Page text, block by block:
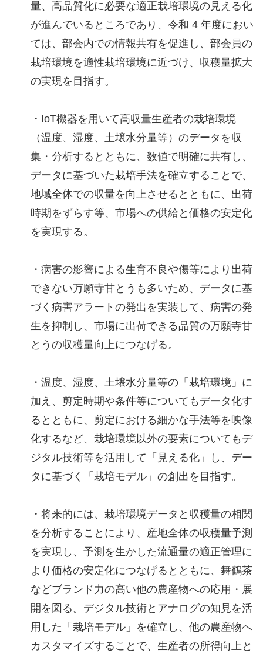
量、高品質化に必要な適正栽培環境の見える化
が進んでいるところであり、令和 4 年度におい
ては、部会内での情報共有を促進し、部会員の
栽培環境を適性栽培環境に近づけ、収穫量拡大
の実現を目指す。
・IoT機器を用いて高収量生産者の栽培環境
（温度、湿度、土壌水分量等）のデータを収
集・分析するとともに、数値で明確に共有し、
データに基づいた栽培手法を確立することで、
地域全体での収量を向上させるとともに、出荷
時期をずらす等、市場への供給と価格の安定化
を実現する。
・病害の影響による生育不良や傷等により出荷
できない万願寺甘とうも多いため、データに基
づく病害アラートの発出を実装して、病害の発
生を抑制し、市場に出荷できる品質の万願寺甘
とうの収穫量向上につなげる。
・温度、湿度、土壌水分量等の「栽培環境」に
加え、剪定時期や条件等についてもデータ化す
るとともに、剪定における細かな手法等を映像
化するなど、栽培環境以外の要素についてもデ
ジタル技術等を活用して「見える化」し、デー
タに基づく「栽培モデル」の創出を目指す。
・将来的には、栽培環境データと収穫量の相関
を分析することにより、産地全体の収穫量予測
を実現し、予測を生かした流通量の適正管理に
より価格の安定化につなげるとともに、舞鶴茶
などブランド力の高い他の農産物への応用・展
開を図る。デジタル技術とアナログの知見を活
用した「栽培モデル」を確立し、他の農産物へ
カスタマイズすることで、生産者の所得向上と